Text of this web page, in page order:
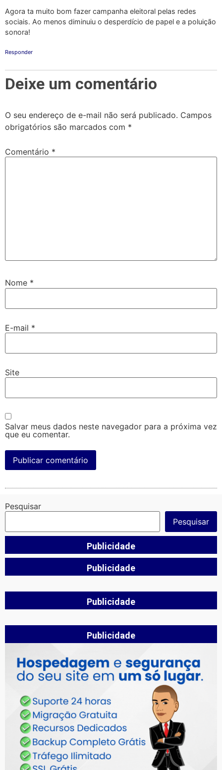
Agora ta muito bom fazer campanha eleitoral pelas redes
sociais. Ao menos diminuiu o desperdício de papel e a poluição
sonora!
Responder
Deixe um comentário
O seu endereço de e-mail não será publicado. Campos
obrigatórios são marcados com *
Comentário *
Nome *
E-mail *
Site
Salvar meus dados neste navegador para a próxima vez
que eu comentar.
Pesquisar
Pesquisar
Publicidade
Publicidade
Publicidade
Publicidade